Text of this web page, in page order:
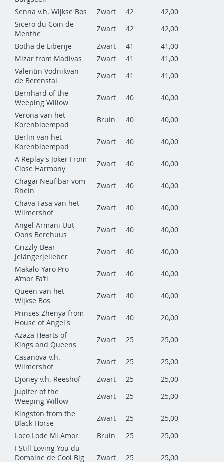
Senna v.h. Wijkse Bos
Zwart 42
42,00
Sicero du Coin de
Menthe
Zwart 42
42,00
Botha de Liberije
Zwart 41
41,00
Mizar from Madivas
Zwart 41
41,00
Valentin Vodnikvan
de Berenstal
Zwart 41
41,00
Bernhard of the
Weeping Willow
Zwart 40
40,00
Verona van het
Korenbloempad
Bruin 40
40,00
Berlin van het
Korenbloempad
Zwart 40
40,00
A Replay's Joker From
Close Harmony
Zwart 40
40,00
Chagai Neufibär vom
Rhein
Zwart 40
40,00
Chava Fasa van het
Wilmershof
Zwart 40
40,00
Angel Armani Uut
Oons Berehuus
Zwart 40
40,00
Grizzly-Bear
Jelängerjelieber
Zwart 40
40,00
Makalo-Yaro Pro-
A’mor Fa’ti
Zwart 40
40,00
Queen van het
Wijkse Bos
Zwart 40
40,00
Prinses Zhenya from
House of Angel's
Zwart 40
20,00
Azaza Hearts of
Kings and Queens
Zwart 25
25,00
Casanova v.h.
Wilmershof
Zwart 25
25,00
Djoney v.h. Reeshof
Zwart 25
25,00
Jupiter of the
Weeping Willow
Zwart 25
25,00
Kingston from the
Black Horse
Zwart 25
25,00
Loco Lode Mi Amor
Bruin 25
25,00
I Still Loving You du
Domaine de Cool Big
Zwart 25 25,00